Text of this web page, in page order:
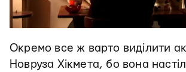
Окремо все ж варто виділити
Новруза Хікмета, бо вона